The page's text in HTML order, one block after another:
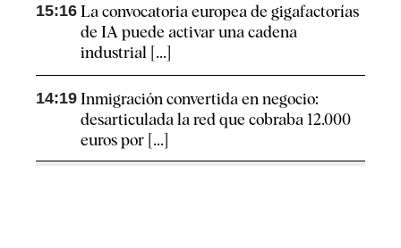
15:16 La convocatoria europea de gigafactorías
de IA puede activar una cadena
industrial [...]
14:19 Inmigración convertida en negocio:
desarticulada la red que cobraba 12.000
euros por [...]